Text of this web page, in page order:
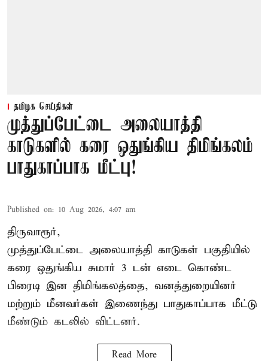
தமிழக செய்திகள்
முத்துப்பேட்டை அலையாத்தி
காடுகளில் கரை ஒதுங்கிய திமிங்கலம்
பாதுகாப்பாக மீட்பு!
Published on: 10 Aug 2026, 4:07 am
திருவாரூர்,
முத்துப்பேட்டை அலையாத்தி காடுகள் பகுதியில்
கரை ஒதுங்கிய சுமார் 3 டன் எடை கொண்ட
பிரைடி இன திமிங்கலத்தை, வனத்துறையினர்
மற்றும் மீனவர்கள் இணைந்து பாதுகாப்பாக மீட்டு
மீண்டும் கடலில் விட்டனர்.
Read More